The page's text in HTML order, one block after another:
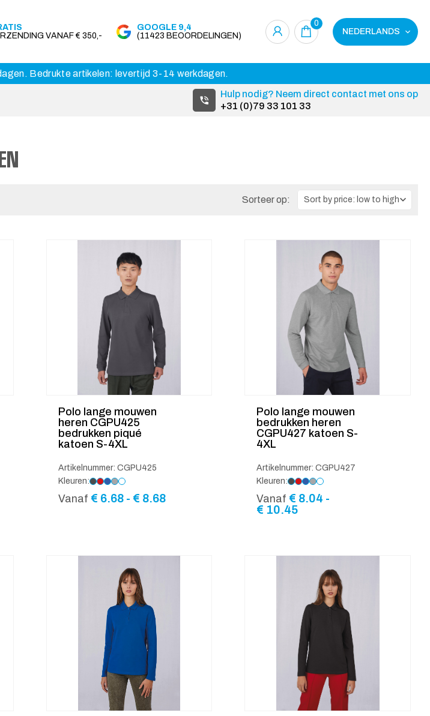
VANAF € 350,-
GOOGLE 9,4
(11423 BEOORDELINGEN)
0
NEDERLANDS
Bedrukte artikelen: levertijd 3-14 werkdagen.
Hulp nodig? Neem direct contact met ons op
+31 (0)79 33 101 33
Sorteer op:
Polo lange mouwen
heren CGPU425
bedrukken piqué
katoen S-4XL
Artikelnummer: CGPU425
Kleuren:
Vanaf € 6.68 - € 8.68Prijsklasse:
Polo lange mouwen
bedrukken heren
CGPU427 katoen S-
4XL
Artikelnummer: CGPU427
Kleuren:
Vanaf € 8.04 -
€ 10.45